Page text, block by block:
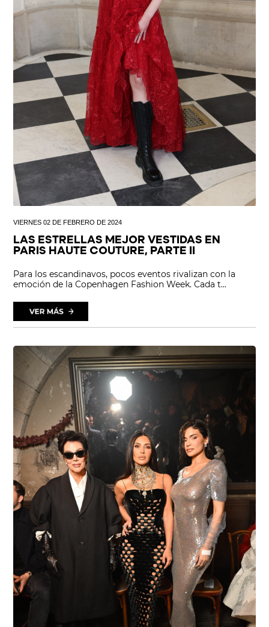
VIERNES 02 DE FEBRERO DE 2024
LAS ESTRELLAS MEJOR VESTIDAS EN
PARIS HAUTE COUTURE, PARTE II
Para los escandinavos, pocos eventos rivalizan con la
emoción de la Copenhagen Fashion Week. Cada t...